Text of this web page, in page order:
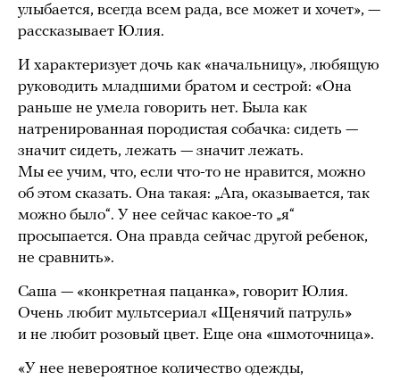
улыбается, всегда всем рада, все может и хочет», —
рассказывает Юлия.
И характеризует дочь как «начальницу», любящую
руководить младшими братом и сестрой: «Она
раньше не умела говорить нет. Была как
натренированная породистая собачка: сидеть —
значит сидеть, лежать — значит лежать.
Мы ее учим, что, если что-то не нравится, можно
об этом сказать. Она такая: „Ага, оказывается, так
можно было“. У нее сейчас какое-то „я“
просыпается. Она правда сейчас другой ребенок,
не сравнить».
Саша — «конкретная пацанка», говорит Юлия.
Очень любит мультсериал «Щенячий патруль»
и не любит розовый цвет. Еще она «шмоточница».
«У нее невероятное количество одежды,